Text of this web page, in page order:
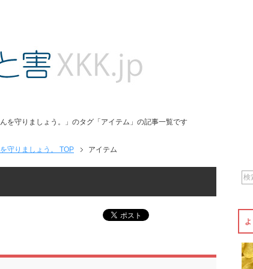
を守りましょう。」のタグ「アイテム」の記事一覧です
守りましょう。 TOP アイテム